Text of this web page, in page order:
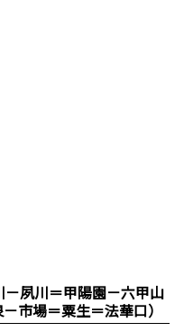
夙川＝甲陽園－六甲山
市場＝粟生＝法華口）